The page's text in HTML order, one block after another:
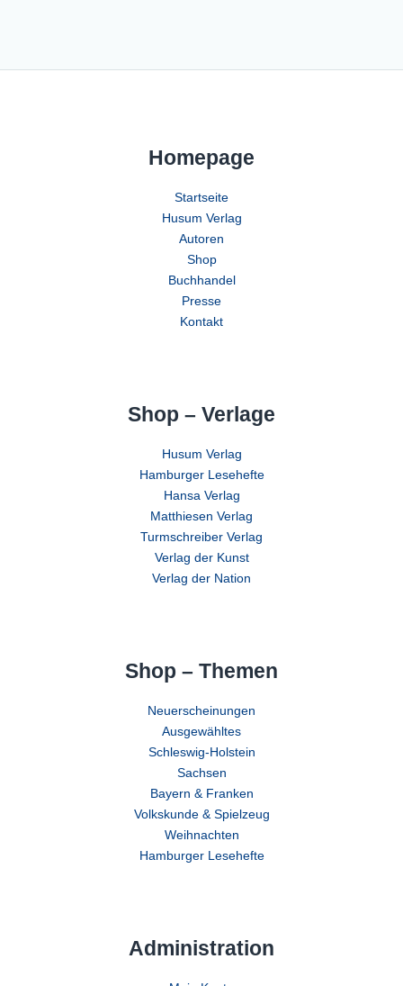
Homepage
Startseite
Husum Verlag
Autoren
Shop
Buchhandel
Presse
Kontakt
Shop – Verlage
Husum Verlag
Hamburger Lesehefte
Hansa Verlag
Matthiesen Verlag
Turmschreiber Verlag
Verlag der Kunst
Verlag der Nation
Shop – Themen
Neuerscheinungen
Ausgewähltes
Schleswig-Holstein
Sachsen
Bayern & Franken
Volkskunde & Spielzeug
Weihnachten
Hamburger Lesehefte
Administration